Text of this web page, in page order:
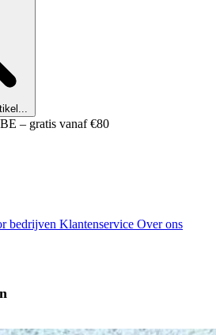
– gratis vanaf €80
bedrijven Klantenservice Over ons